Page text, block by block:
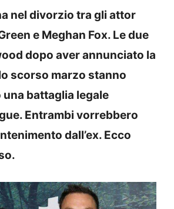
nel divorzio tra gli attor
e Meghan Fox. Le due
dopo aver annunciato la
scorso marzo stanno
battaglia legale
Entrambi vorrebbero
dall’ex. Ecco